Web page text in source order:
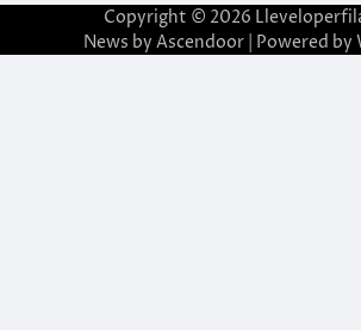
Copyright © 2026
News by Ascendoor| Powered by